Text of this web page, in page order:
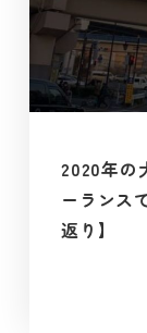
2020年の
ーランス
返り】